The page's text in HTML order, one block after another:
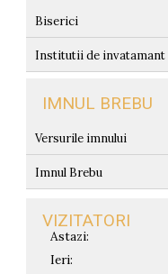
Biserici
Institutii de invatamant
IMNUL BREBU
Versurile imnului
Imnul Brebu
VIZITATORI
Astazi:
Ieri: